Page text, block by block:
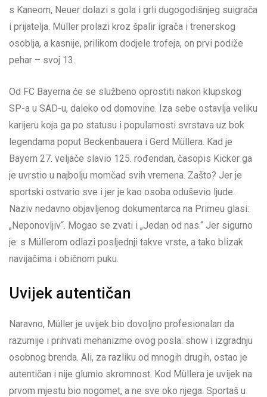
s Kaneom, Neuer dolazi s gola i grli dugogodišnjeg suigrača
i prijatelja. Müller prolazi kroz špalir igrača i trenerskog
osoblja, a kasnije, prilikom dodjele trofeja, on prvi podiže
pehar – svoj 13.
Od FC Bayerna će se službeno oprostiti nakon klupskog
SP-a u SAD-u, daleko od domovine. Iza sebe ostavlja veliku
karijeru koja ga po statusu i popularnosti svrstava uz bok
legendama poput Beckenbauera i Gerd Müllera. Kad je
Bayern 27. veljače slavio 125. rođendan, časopis Kicker ga
je uvrstio u najbolju momčad svih vremena. Zašto? Jer je
sportski ostvario sve i jer je kao osoba oduševio ljude.
Naziv nedavno objavljenog dokumentarca na Primeu glasi:
„Neponovljiv“. Mogao se zvati i „Jedan od nas.“ Jer sigurno
je: s Müllerom odlazi posljednji takve vrste, a tako blizak
navijačima i običnom puku.
Uvijek autentičan
Naravno, Müller je uvijek bio dovoljno profesionalan da
razumije i prihvati mehanizme ovog posla: show i izgradnju
osobnog brenda. Ali, za razliku od mnogih drugih, ostao je
autentičan i nije glumio skromnost. Kod Müllera je uvijek na
prvom mjestu bio nogomet, a ne sve oko njega. Sportaš u